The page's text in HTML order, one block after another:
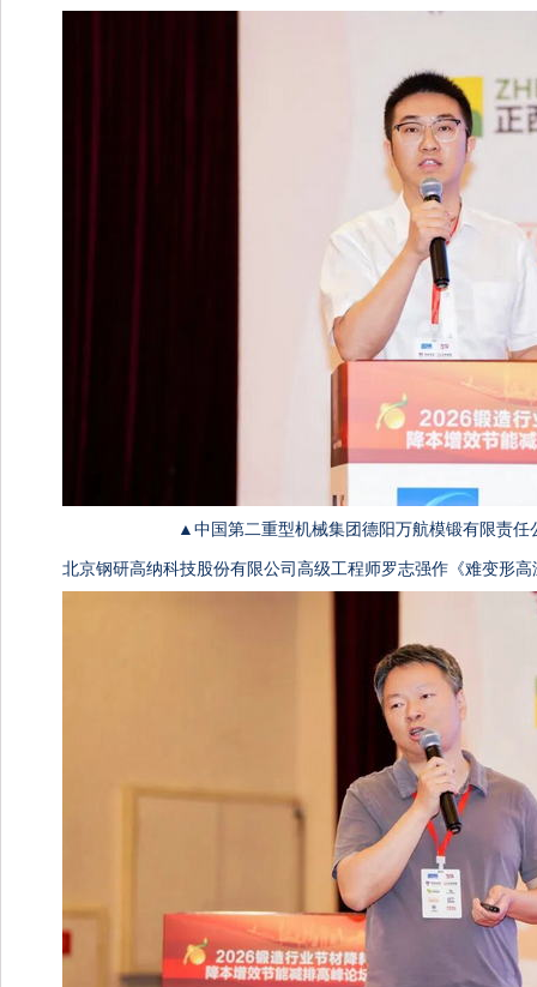
▲中国第二重型机械集团德阳万航模锻有限责任
北京钢研高纳科技股份有限公司高级工程师罗志强作《难变形